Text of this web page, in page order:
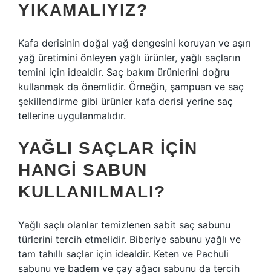
YIKAMALIYIZ?
Kafa derisinin doğal yağ dengesini koruyan ve aşırı
yağ üretimini önleyen yağlı ürünler, yağlı saçların
temini için idealdir. Saç bakım ürünlerini doğru
kullanmak da önemlidir. Örneğin, şampuan ve saç
şekillendirme gibi ürünler kafa derisi yerine saç
tellerine uygulanmalıdır.
YAĞLI SAÇLAR IÇIN
HANGI SABUN
KULLANILMALI?
Yağlı saçlı olanlar temizlenen sabit saç sabunu
türlerini tercih etmelidir. Biberiye sabunu yağlı ve
tam tahıllı saçlar için idealdir. Keten ve Pachuli
sabunu ve badem ve çay ağacı sabunu da tercih